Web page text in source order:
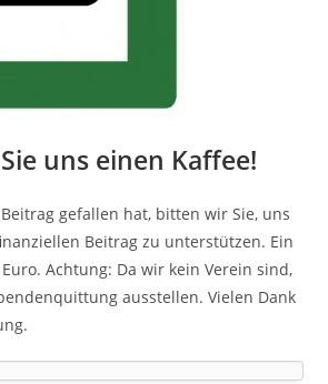
uns einen Kaffee!
gefallen hat, bitten wir Sie, uns
Beitrag zu unterstützen. Ein
Achtung: Da wir kein Verein sind,
ausstellen. Vielen Dank